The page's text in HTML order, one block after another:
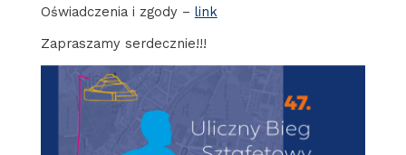
Oświadczenia i zgody – link
Zapraszamy serdecznie!!!